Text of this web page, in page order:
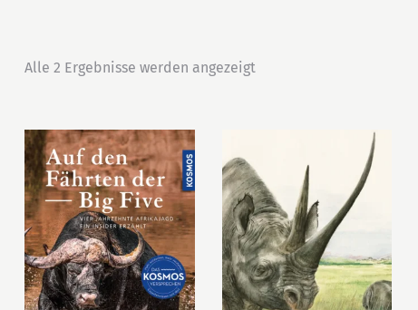
Alle 2 Ergebnisse werden angezeigt